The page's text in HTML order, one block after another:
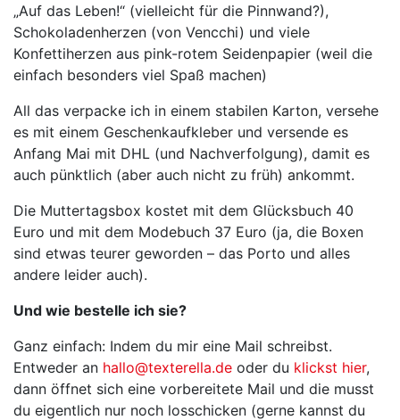
„Auf das Leben!“ (vielleicht für die Pinnwand?),
Schokoladenherzen (von Vencchi) und viele
Konfettiherzen aus pink-rotem Seidenpapier (weil die
einfach besonders viel Spaß machen)
All das verpacke ich in einem stabilen Karton, versehe
es mit einem Geschenkaufkleber und versende es
Anfang Mai mit DHL (und Nachverfolgung), damit es
auch pünktlich (aber auch nicht zu früh) ankommt.
Die Muttertagsbox kostet mit dem Glücksbuch 40
Euro und mit dem Modebuch 37 Euro (ja, die Boxen
sind etwas teurer geworden – das Porto und alles
andere leider auch).
Und wie bestelle ich sie?
Ganz einfach: Indem du mir eine Mail schreibst.
Entweder an hallo@texterella.de oder du klickst hier,
dann öffnet sich eine vorbereitete Mail und die musst
du eigentlich nur noch losschicken (gerne kannst du